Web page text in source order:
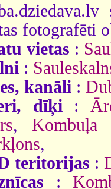
fotografēti
vietas :
:
kanāli :
dīķi :
, Kombuļa
,
teritorijas :
: